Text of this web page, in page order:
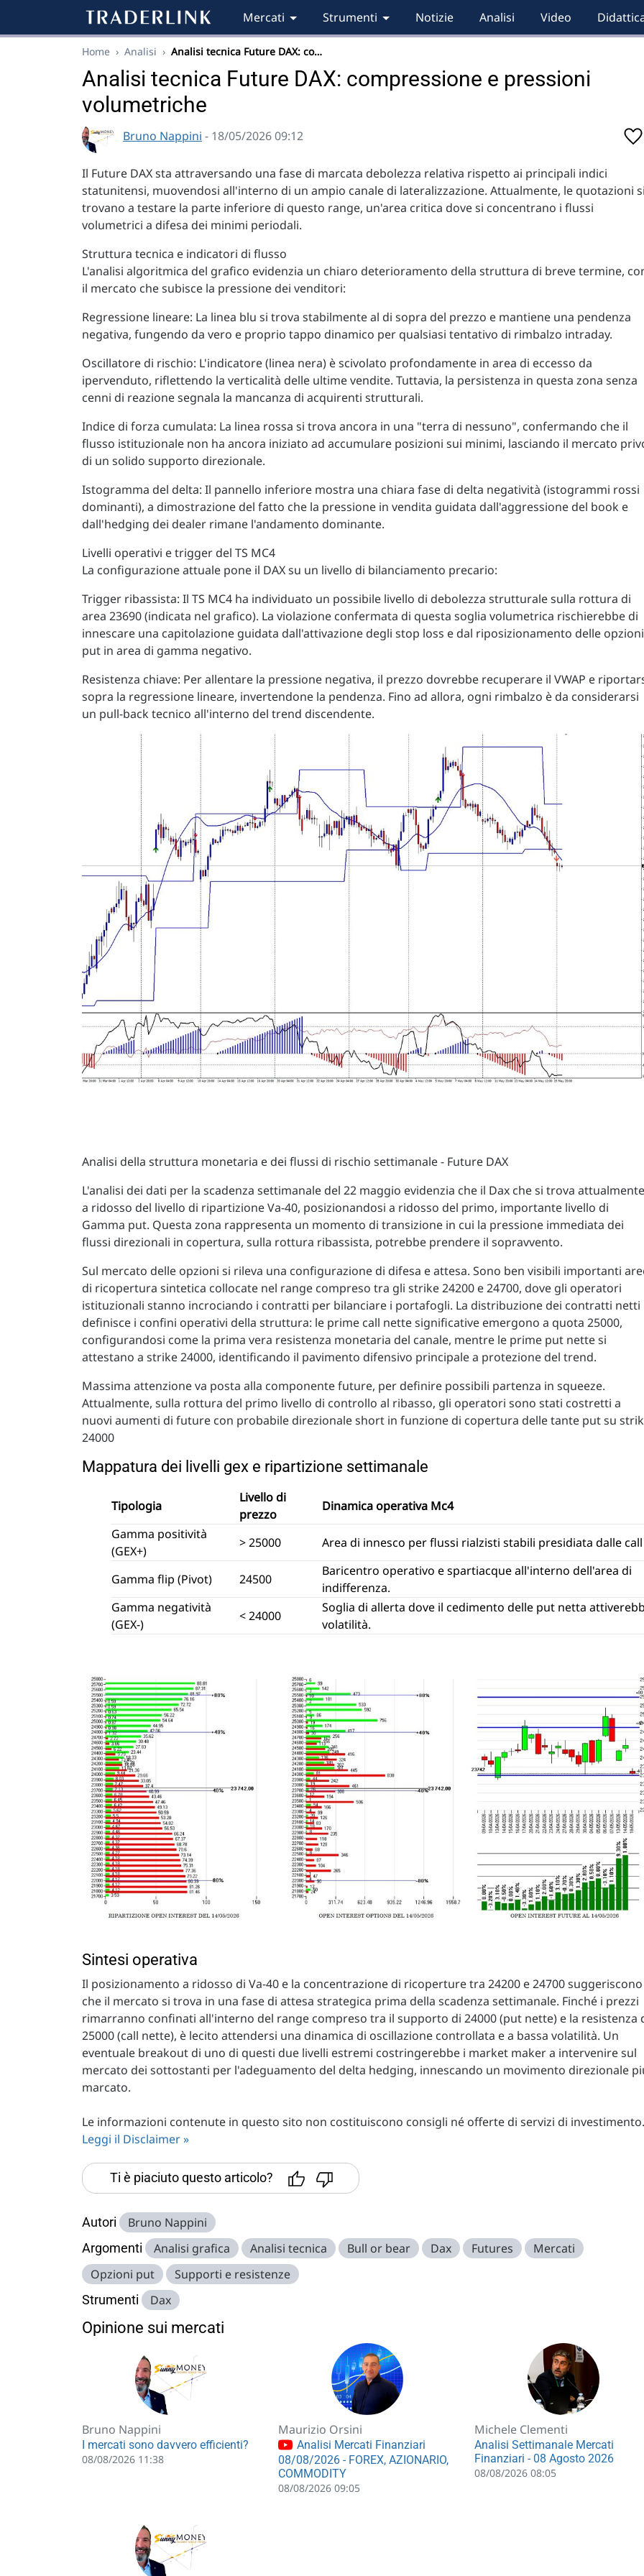
Mercati Strumenti Notizie Analisi Video
Home › Analisi › Analisi tecnica Future DAX: co…
Analisi tecnica Future DAX: compressione e pressioni
volumetriche
Bruno Nappini - 18/05/2026 09:12
Il Future DAX sta attraversando una fase di marcata debolezza relativa rispetto ai principali indici
statunitensi, muovendosi all'interno di un ampio canale di lateralizzazione. Attualmente, le quotazioni
trovano a testare la parte inferiore di questo range, un'area critica dove si concentrano i flussi
volumetrici a difesa dei minimi periodali.
Struttura tecnica e indicatori di flusso
L'analisi algoritmica del grafico evidenzia un chiaro deterioramento della struttura di breve termine,
il mercato che subisce la pressione dei venditori:
Regressione lineare: La linea blu si trova stabilmente al di sopra del prezzo e mantiene una pendenza
negativa, fungendo da vero e proprio tappo dinamico per qualsiasi tentativo di rimbalzo intraday.
Oscillatore di rischio: L'indicatore (linea nera) è scivolato profondamente in area di eccesso da
ipervenduto, riflettendo la verticalità delle ultime vendite. Tuttavia, la persistenza in questa zona senza
cenni di reazione segnala la mancanza di acquirenti strutturali.
Indice di forza cumulata: La linea rossa si trova ancora in una "terra di nessuno", confermando che il
flusso istituzionale non ha ancora iniziato ad accumulare posizioni sui minimi, lasciando il mercato
di un solido supporto direzionale.
Istogramma del delta: Il pannello inferiore mostra una chiara fase di delta negatività (istogrammi rossi
dominanti), a dimostrazione del fatto che la pressione in vendita guidata dall'aggressione del book e
dall'hedging dei dealer rimane l'andamento dominante.
Livelli operativi e trigger del TS MC4
La configurazione attuale pone il DAX su un livello di bilanciamento precario:
Trigger ribassista: Il TS MC4 ha individuato un possibile livello di debolezza strutturale sulla rottura di
area 23690 (indicata nel grafico). La violazione confermata di questa soglia volumetrica rischierebbe di
innescare una capitolazione guidata dall'attivazione degli stop loss e dal riposizionamento delle opzioni
put in area di gamma negativo.
Resistenza chiave: Per allentare la pressione negativa, il prezzo dovrebbe recuperare il VWAP e
sopra la regressione lineare, invertendone la pendenza. Fino ad allora, ogni rimbalzo è da considerarsi
un pull-back tecnico all'interno del trend discendente.
Analisi della struttura monetaria e dei flussi di rischio settimanale - Future DAX
L'analisi dei dati per la scadenza settimanale del 22 maggio evidenzia che il Dax che si trova attualmente
a ridosso del livello di ripartizione Va-40, posizionandosi a ridosso del primo, importante livello di
Gamma put. Questa zona rappresenta un momento di transizione in cui la pressione immediata dei
flussi direzionali in copertura, sulla rottura ribassista, potrebbe prendere il sopravvento.
Sul mercato delle opzioni si rileva una configurazione di difesa e attesa. Sono ben visibili importanti
di ricopertura sintetica collocate nel range compreso tra gli strike 24200 e 24700, dove gli operatori
istituzionali stanno incrociando i contratti per bilanciare i portafogli. La distribuzione dei contratti netti
definisce i confini operativi della struttura: le prime call nette significative emergono a quota 25000,
configurandosi come la prima vera resistenza monetaria del canale, mentre le prime put nette si
attestano a strike 24000, identificando il pavimento difensivo principale a protezione del trend.
Massima attenzione va posta alla componente future, per definire possibili partenza in squeeze.
Attualmente, sulla rottura del primo livello di controllo al ribasso, gli operatori sono stati costretti a
nuovi aumenti di future con probabile direzionale short in funzione di copertura delle tante put su
24000
Mappatura dei livelli gex e ripartizione settimanale
Tipologia
Livello di
prezzo
Dinamica operativa Mc4
Gamma positività
(GEX+)
> 25000 Area di innesco per flussi rialzisti stabili presidiata dalle
Gamma flip (Pivot) 24500
Baricentro operativo e spartiacque all'interno dell'area di
indifferenza.
Gamma negatività
(GEX-)
< 24000
Soglia di allerta dove il cedimento delle put netta
volatilità.
Sintesi operativa
Il posizionamento a ridosso di Va-40 e la concentrazione di ricoperture tra 24200 e 24700 suggeriscono
che il mercato si trova in una fase di attesa strategica prima della scadenza settimanale. Finché i prezzi
rimarranno confinati all'interno del range compreso tra il supporto di 24000 (put nette) e la resistenza
25000 (call nette), è lecito attendersi una dinamica di oscillazione controllata e a bassa volatilità. Un
eventuale breakout di uno di questi due livelli estremi costringerebbe i market maker a intervenire sul
mercato dei sottostanti per l'adeguamento del delta hedging, innescando un movimento direzionale
marcato.
Le informazioni contenute in questo sito non costituiscono consigli né offerte di servizi di investimento.
Leggi il Disclaimer »
Ti è piaciuto questo articolo?
Autori Bruno Nappini
Argomenti Analisi grafica Analisi tecnica Bull or bear Dax Futures
Mercati
Opzioni put
Supporti e resistenze
Strumenti Dax
Opinione sui mercati
Bruno Nappini
I mercati sono davvero efficienti?
08/08/2026 11:38
Maurizio Orsini
Analisi Mercati Finanziari
08/08/2026 - FOREX, AZIONARIO,
COMMODITY
08/08/2026 09:05
Michele Clementi
Analisi Settimanale Mercati
Finanziari - 08 Agosto 2026
08/08/2026 08:05